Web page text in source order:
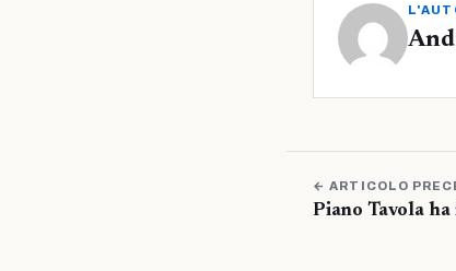
← ARTICOLO
Piano Tavola